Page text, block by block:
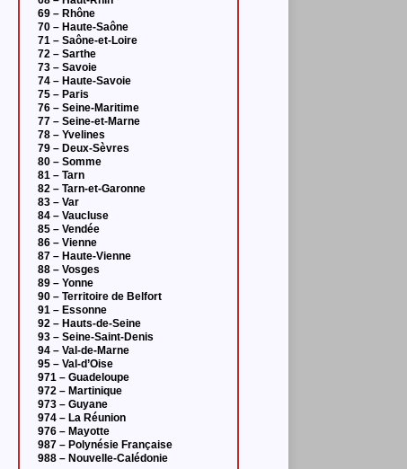
69 – Rhône
70 – Haute-Saône
71 – Saône-et-Loire
72 – Sarthe
73 – Savoie
74 – Haute-Savoie
75 – Paris
76 – Seine-Maritime
77 – Seine-et-Marne
78 – Yvelines
79 – Deux-Sèvres
80 – Somme
81 – Tarn
82 – Tarn-et-Garonne
83 – Var
84 – Vaucluse
85 – Vendée
86 – Vienne
87 – Haute-Vienne
88 – Vosges
89 – Yonne
90 – Territoire de Belfort
91 – Essonne
92 – Hauts-de-Seine
93 – Seine-Saint-Denis
94 – Val-de-Marne
95 – Val-d’Oise
971 – Guadeloupe
972 – Martinique
973 – Guyane
974 – La Réunion
976 – Mayotte
987 – Polynésie Française
988 – Nouvelle-Calédonie